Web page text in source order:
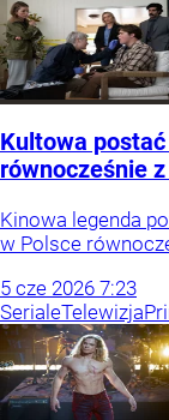
Kultowa
równocześnie z
Kinowa legenda
w Polsce
5 cze 2026 7:23
SerialeTelewizja